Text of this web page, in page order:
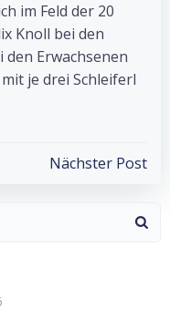
im Feld der 20
Knoll bei den
Erwachsenen
je drei Schleiferl
Nächster Post